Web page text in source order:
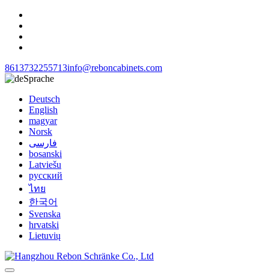
8613732255713info@reboncabinets.com
Sprache
Deutsch
English
magyar
Norsk
فارسی
bosanski
Latviešu
русский
ไทย
한국어
Svenska
hrvatski
Lietuvių